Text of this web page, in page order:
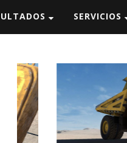
SERVICIOS